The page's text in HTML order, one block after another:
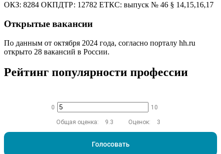
ОКЗ: 8284 ОКПДТР: 12782 ЕТКС: выпуск № 46 § 14,15,16,17
Открытые вакансии
По данным от октября 2024 года, согласно порталу hh.ru
открыто 28 вакансий в России.
Рейтинг популярности профессии
0 10
Общая оценка: 9.3 Оценок: 3
Голосовать